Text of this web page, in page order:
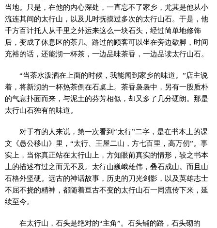
当地。只是，在他的内心深处，一直忘不了家乡，尤其是他从小
流连其间的太行山，以及儿时抚摸过多次的太行山石。于是，他
千方百计托人从千里之外运来这么一块石头，经过简单地修饰
后，变成了休息区的茶几。路过的顾客可以坐在旁边歇脚，时间
充裕的话，还能沏一杯茶，一边品味茶香，一边品读太行山石。
“当茶水泼洒在上面的时候，我能闻到家乡的味道。”店主说
着，将新沏的一杯热茶倒在石桌上。茶香袅袅中，另有一股质朴
的气息扑面而来，与泥土的芬芳相似，却又多了几分硬朗。那是
太行山石独有的味道。
对于有的人来说，第一次看到“太行”二字，是在书本上的课
文《愚公移山》里，“太行、王屋二山，方七百里，高万仞”。事
实上，当你真正站在太行山上，方知眼前真实的情形，较之书本
上的描述有过之而无不及。太行山巍峨雄伟，叠石成山。而且山
石格外坚硬。远古的神话故事，历史的刀光剑影，以及英雄志士
不屈不挠的精神，都随着亘古不变的太行山石一同流传下来，延
续至今。
在太行山，石头是绝对的“主角”。石头铺的路，石头砌的